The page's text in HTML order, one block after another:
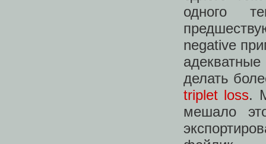
одного
negative
делать
triplet loss.
мешало